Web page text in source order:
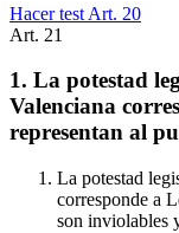
Hacer test Art. 20
Art. 21
1. La potestad
Valenciana
representan al
La potestad
corresponde a
son inviolables